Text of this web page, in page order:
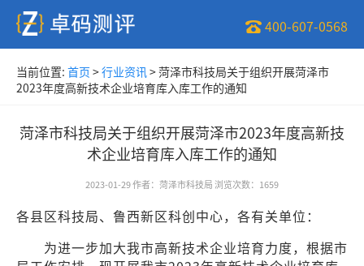
400-607-0568
当前位置: 首页 >行业资讯>菏泽市科技局关于组织开展菏泽市
2023年度高新技术企业培育库入库工作的通知
菏泽市科技局关于组织开展菏泽市2023年度高新技
术企业培育库入库工作的通知
2023-01-29作者： 菏泽市科技局 浏览次数： 1659
各县区科技局、鲁西新区科创中心，各有关单位：
为进一步加大我市高新技术企业培育力度，根据市